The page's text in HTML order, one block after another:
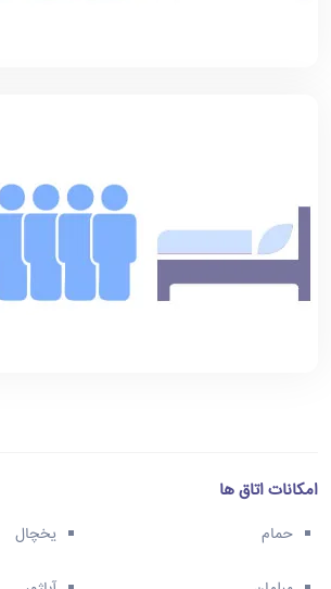
امکانات اتاق ها
حمام یخچال